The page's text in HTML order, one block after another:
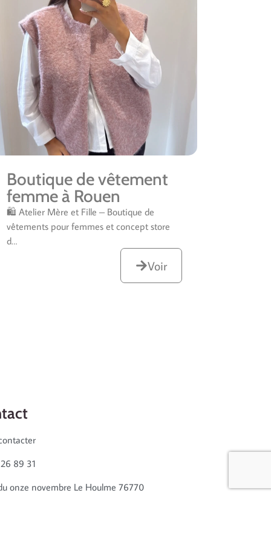
Boutique de vêtement
femme à Rouen
🛍️ Atelier Mère et Fille – Boutique de
vêtements pour femmes et concept store
d…
Voir
89 31
onze novembre Le Houlme 76770